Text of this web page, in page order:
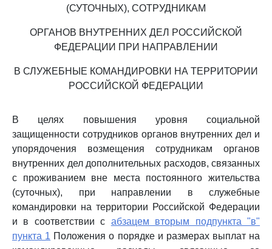
(СУТОЧНЫХ), СОТРУДНИКАМ
ОРГАНОВ ВНУТРЕННИХ ДЕЛ РОССИЙСКОЙ
ФЕДЕРАЦИИ ПРИ НАПРАВЛЕНИИ
В СЛУЖЕБНЫЕ КОМАНДИРОВКИ НА ТЕРРИТОРИИ
РОССИЙСКОЙ ФЕДЕРАЦИИ
В целях повышения уровня социальной
защищенности сотрудников органов внутренних дел и
упорядочения возмещения сотрудникам органов
внутренних дел дополнительных расходов, связанных
с проживанием вне места постоянного жительства
(суточных), при направлении в служебные
командировки на территории Российской Федерации
и в соответствии с абзацем вторым подпункта "в"
пункта 1 Положения о порядке и размерах выплат на